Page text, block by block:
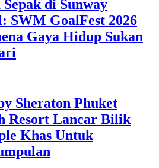
Sepak di Sunway
SWM GoalFest 2026
Gaya Hidup Sukan
Sheraton Phuket
Resort Lancar Bilik
Khas Untuk